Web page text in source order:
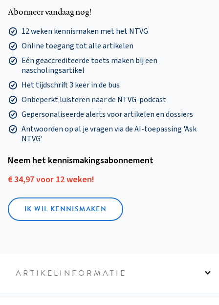
Abonneer vandaag nog!
12 weken kennismaken met het NTVG
Online toegang tot alle artikelen
Eén geaccrediteerde toets maken bij een
nascholingsartikel
Het tijdschrift 3 keer in de bus
Onbeperkt luisteren naar de NTVG-podcast
Gepersonaliseerde alerts voor artikelen en dossiers
Antwoorden op al je vragen via de AI-toepassing 'Ask
NTVG'
Neem het kennismakings­abonnement
€ 34,97 voor 12 weken!
IK WIL KENNISMAKEN
ARTIKELINFORMATIE